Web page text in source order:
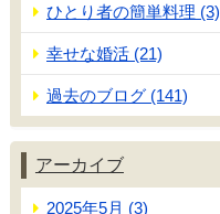
ひとり者の簡単料理 (3)
幸せな婚活 (21)
過去のブログ (141)
アーカイブ
2025年5月 (3)